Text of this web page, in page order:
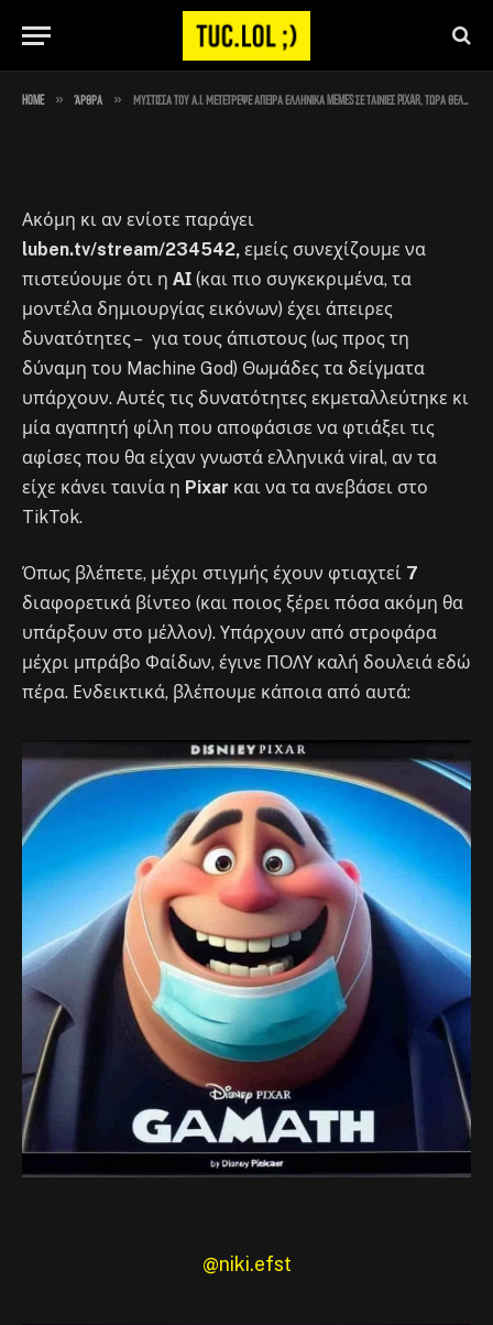
Home » Άρθρα » Μύστισσα του Α.Ι. μετέτρεψε άπειρα ελληνικά memes σε ταινίες Pixar, τώρα θέλουμε να τις δούμε όλες
τώρα θέλουμε να τις δούμε όλες
Ακόμη κι αν ενίοτε παράγει
luben.tv/stream/234542, εμείς συνεχίζουμε να
πιστεύουμε ότι η ΑΙ (και πιο συγκεκριμένα, τα
μοντέλα δημιουργίας εικόνων) έχει άπειρες
δυνατότητες – για τους άπιστους (ως προς τη
δύναμη του Machine God) Θωμάδες τα δείγματα
υπάρχουν. Αυτές τις δυνατότητες εκμεταλλεύτηκε κι
μία αγαπητή φίλη που αποφάσισε να φτιάξει τις
αφίσες που θα είχαν γνωστά ελληνικά viral, αν τα
είχε κάνει ταινία η Pixar και να τα ανεβάσει στο
TikTok.
Όπως βλέπετε, μέχρι στιγμής έχουν φτιαχτεί 7
διαφορετικά βίντεο (και ποιος ξέρει πόσα ακόμη θα
υπάρξουν στο μέλλον). Υπάρχουν από στροφάρα
μέχρι μπράβο Φαίδων, έγινε ΠΟΛΥ καλή δουλειά εδώ
πέρα. Ενδεικτικά, βλέπουμε κάποια από αυτά:
@niki.efst